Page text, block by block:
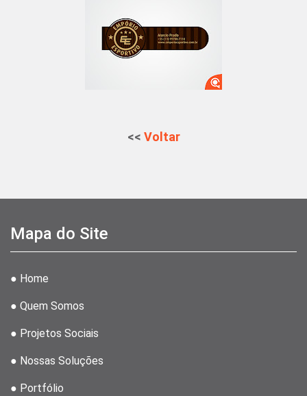
<< Voltar
Mapa do Site
● Home
● Quem Somos
● Projetos Sociais
● Nossas Soluções
● Portfólio